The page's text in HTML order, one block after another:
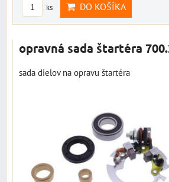
ks DO KOŠÍKA
opravná sada štartéra
sada dielov na opravu štartéra